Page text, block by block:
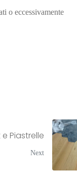
o eccessivamente
Piastrelle
Next